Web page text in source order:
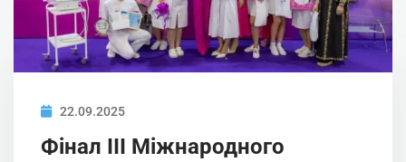
22.09.2025
Фінал ІII Міжнародного